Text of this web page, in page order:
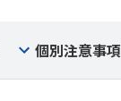
個別注意事項